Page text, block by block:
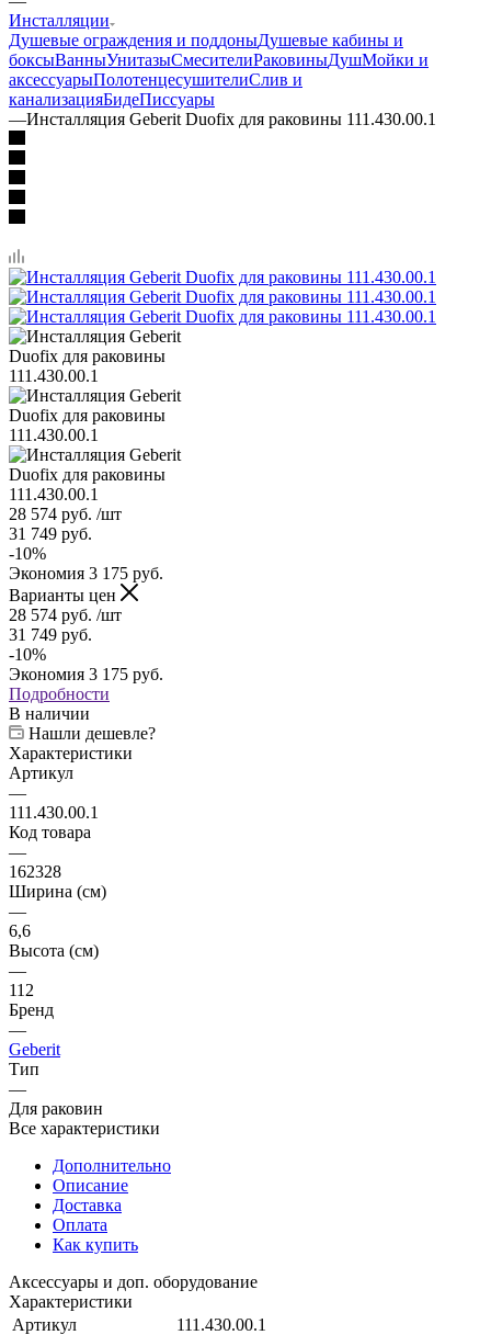
Инсталляции
Душевые ограждения и поддоныДушевые кабины и
боксыВанныУнитазыСмесителиРаковиныДушМойки и
аксессуарыПолотенцесушителиСлив и
канализацияБидеПиссуары
—Инсталляция Geberit Duofix для раковины 111.430.00.1
28 574 руб. /шт
31 749 руб.
-10%
Экономия 3 175 руб.
Варианты цен
28 574 руб. /шт
31 749 руб.
-10%
Экономия 3 175 руб.
Подробности
В наличии
Нашли дешевле?
Характеристики
Артикул
—
111.430.00.1
Код товара
—
162328
Ширина (см)
—
6,6
Высота (см)
—
112
Бренд
—
Geberit
Тип
—
Для раковин
Все характеристики
Дополнительно
Описание
Доставка
Оплата
Как купить
Аксессуары и доп. оборудование
Характеристики
Артикул
111.430.00.1